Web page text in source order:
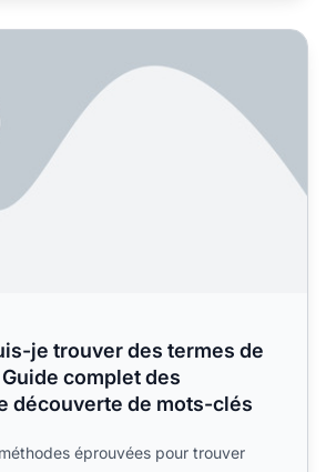
des termes de recherche ?
je trouver des termes de
complet des
découverte de mots-clés
éprouvées pour trouver